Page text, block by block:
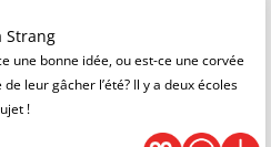
Strang
une bonne idée, ou est-ce une corvée
leur gâcher l’été? Il y a deux écoles
!